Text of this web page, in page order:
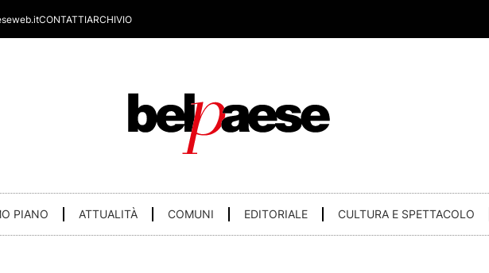
CONTATTIARCHIVIO
PIANO ATTUALITÀ COMUNI EDITORIALE CULTURA E SPETTACOLO